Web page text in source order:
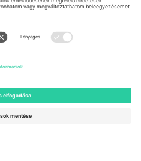
167 City Road, London, Greater
Engelberg, Switzerland